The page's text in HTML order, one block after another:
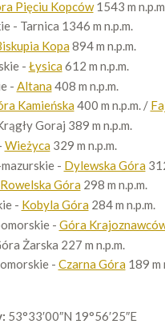
Pięciu Kopców1543 m n.p.m.
- Tarnica 1346 m n.p.m.
Kopa894 m n.p.m.
- Łysica612 m n.p.m.
- Altana408 m n.p.m.
Kamieńska400 m n.p.m. /
Goraj 389 m n.p.m.
Wieżyca329 m n.p.m.
- Dylewska Góra
Rowelska Góra298 m n.p.m.
- Kobyla Góra284 m n.p.m.
- Góra
Żarska 227 m n.p.m.
- Czarna Góra189 m
53°33′00″N 19°56′25″E